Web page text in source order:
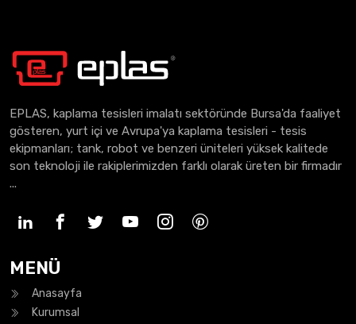
EPLAS, kaplama tesisleri imalatı sektöründe Bursa'da faaliyet
gösteren, yurt içi ve Avrupa'ya kaplama tesisleri - tesis
ekipmanları; tank, robot ve benzeri üniteleri yüksek kalitede
son teknoloji ile rakiplerimizden farklı olarak üreten bir firmadır
...
MENÜ
Anasayfa
Kurumsal